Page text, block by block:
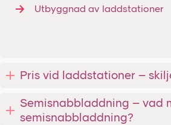
Utbyggnad av laddstationer
Pris vid laddstationer –
Semisnabbladdning – vad
semisnabbladdning?